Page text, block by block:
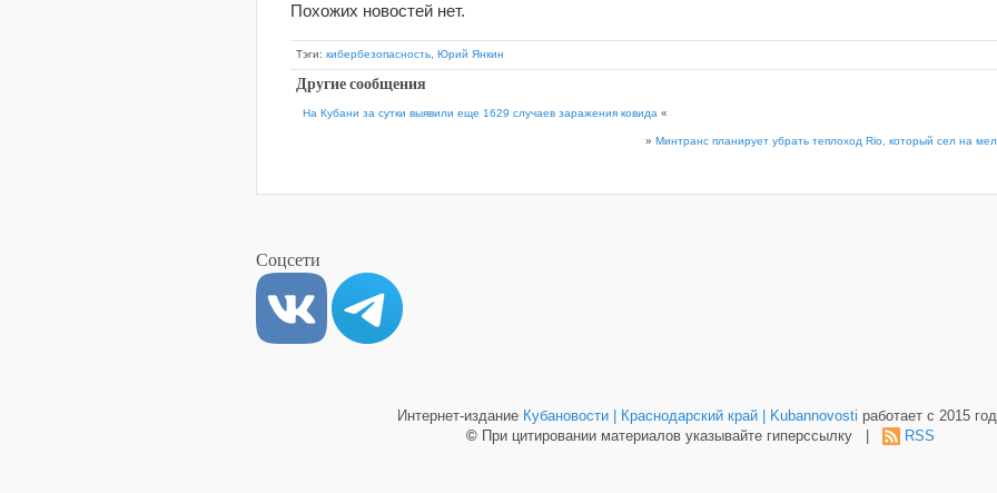
Похожих новостей нет.
Тэги: кибербезопасность Юрий Янкин
Другие сообщения
На Кубани за сутки выявили еще 1629 случаев заражения ковида «
» Минтранс планирует убрать теплоход Rio, который сел на
Соцсети
Интернет-издание Кубановости | Краснодарский край | Kubannovosti работает с 2015
© При цитировании материалов указывайте гиперссылку | RSS